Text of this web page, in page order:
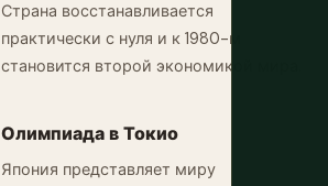
Страна восстанавливается
практически с нуля и к 1980-м
становится второй экономикой мира.
Олимпиада в Токио
Япония представляет миру